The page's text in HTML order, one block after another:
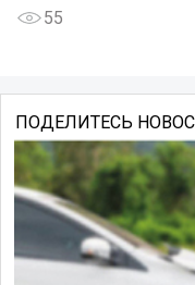
55
ПОДЕЛИТЕСЬ